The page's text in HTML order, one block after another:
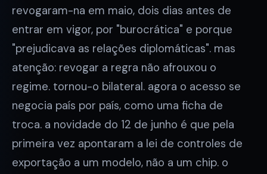
revogaram-na em maio, dois dias antes de
entrar em vigor, por "burocrática" e porque
"prejudicava as relações diplomáticas". mas
atenção: revogar a regra não afrouxou o
regime. tornou-o bilateral. agora o acesso se
negocia país por país, como uma ficha de
troca. a novidade do 12 de junho é que pela
primeira vez apontaram a lei de controles de
exportação a um modelo, não a um chip. o